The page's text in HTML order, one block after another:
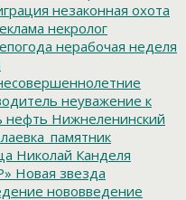
незаконная охота
некролог
нерабочая неделя
неуважение к
нефть Нижнеленинский
Николай Канделя
Новая звезда
нововведение